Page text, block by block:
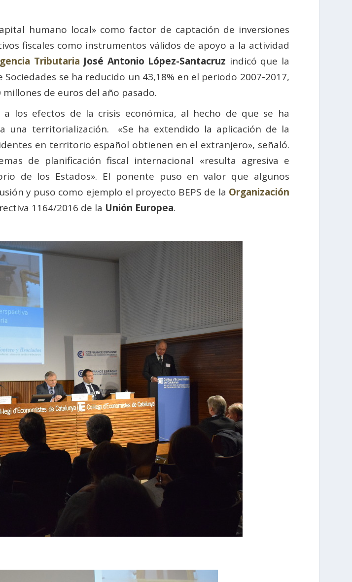
humano local» como factor de captación de inversiones
fiscales como instrumentos válidos de apoyo a la actividad
Tributaria José Antonio López-Santacruz indicó que la
se ha reducido un 43,18% en el periodo 2007-2017,
de euros del año pasado.
a los efectos de la crisis económica, al hecho de que se ha
una territorialización. «Se ha extendido la aplicación de la
en territorio español obtienen en el extranjero», señaló.
de planificación fiscal internacional «resulta agresiva e
de los Estados». El ponente puso en valor que algunos
y puso como ejemplo el proyecto BEPS de la Organización
1164/2016 de la Unión Europea.